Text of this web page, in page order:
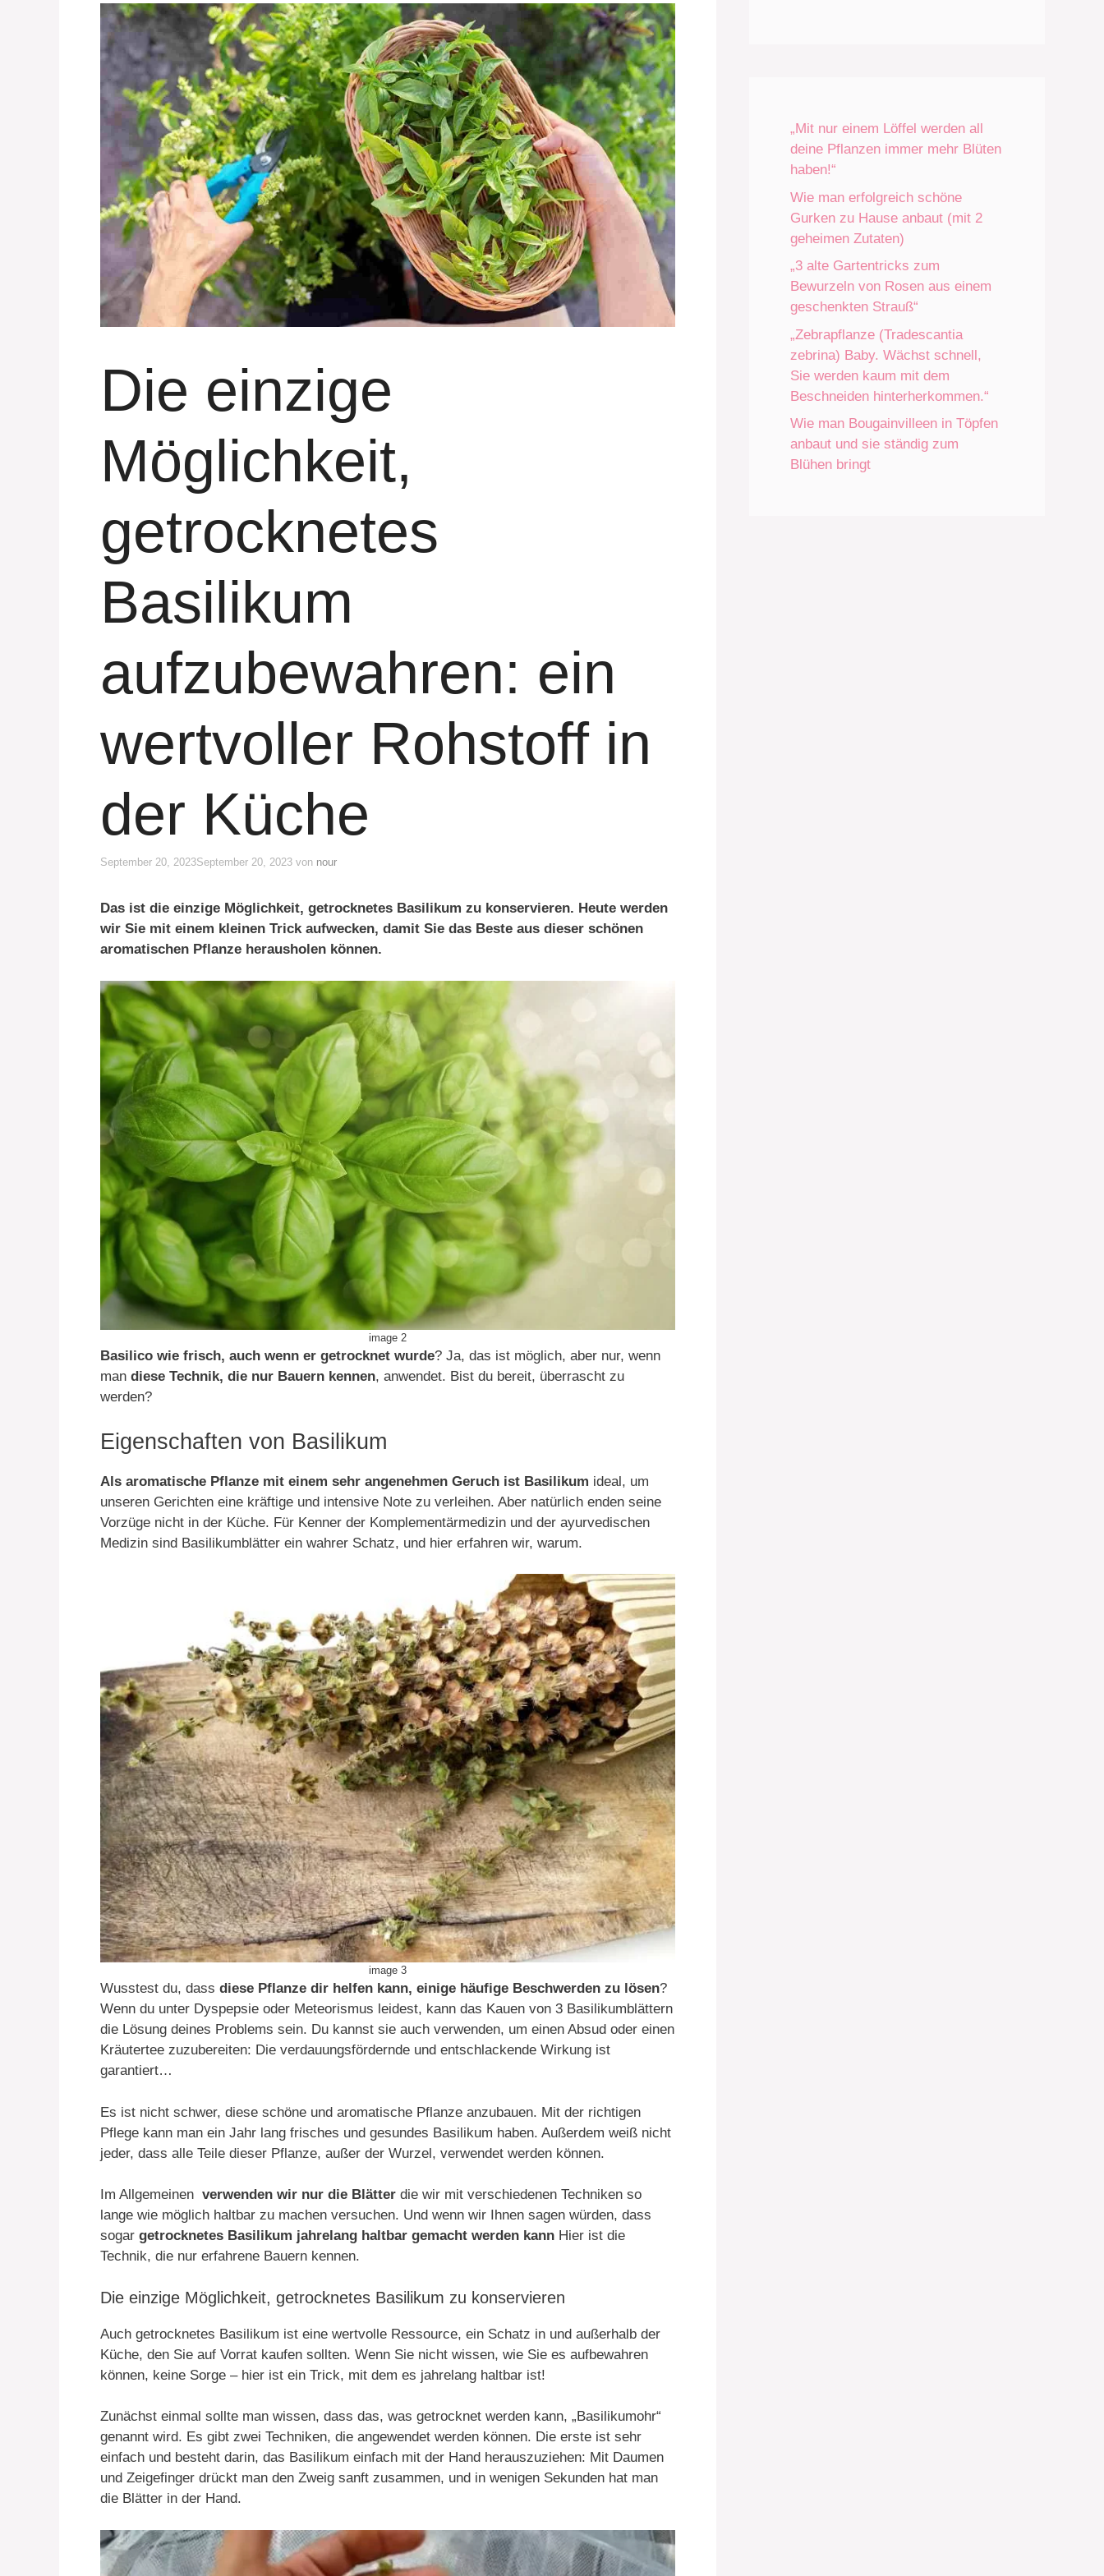
Die einzige
Möglichkeit,
getrocknetes
Basilikum
aufzubewahren: ein
wertvoller Rohstoff in
der Küche
September 20, 2023September 20, 2023 von nour
Das ist die einzige Möglichkeit, getrocknetes Basilikum zu konservieren. Heute werden
wir Sie mit einem kleinen Trick aufwecken, damit Sie das Beste aus dieser schönen
aromatischen Pflanze herausholen können.
image 2
Basilico wie frisch, auch wenn er getrocknet wurde? Ja, das ist möglich, aber nur, wenn
man diese Technik, die nur Bauern kennen, anwendet. Bist du bereit, überrascht zu
werden?
Eigenschaften von Basilikum
Als aromatische Pflanze mit einem sehr angenehmen Geruch ist Basilikum ideal, um
unseren Gerichten eine kräftige und intensive Note zu verleihen. Aber natürlich enden seine
Vorzüge nicht in der Küche. Für Kenner der Komplementärmedizin und der ayurvedischen
Medizin sind Basilikumblätter ein wahrer Schatz, und hier erfahren wir, warum.
image 3
Wusstest du, dass diese Pflanze dir helfen kann, einige häufige Beschwerden zu lösen?
Wenn du unter Dyspepsie oder Meteorismus leidest, kann das Kauen von 3 Basilikumblättern
die Lösung deines Problems sein. Du kannst sie auch verwenden, um einen Absud oder einen
Kräutertee zuzubereiten: Die verdauungsfördernde und entschlackende Wirkung ist
garantiert…
Es ist nicht schwer, diese schöne und aromatische Pflanze anzubauen. Mit der richtigen
Pflege kann man ein Jahr lang frisches und gesundes Basilikum haben. Außerdem weiß nicht
jeder, dass alle Teile dieser Pflanze, außer der Wurzel, verwendet werden können.
Im Allgemeinen verwenden wir nur die Blätter die wir mit verschiedenen Techniken so
lange wie möglich haltbar zu machen versuchen. Und wenn wir Ihnen sagen würden, dass
sogar getrocknetes Basilikum jahrelang haltbar gemacht werden kann Hier ist die
Technik, die nur erfahrene Bauern kennen.
Die einzige Möglichkeit, getrocknetes Basilikum zu konservieren
Auch getrocknetes Basilikum ist eine wertvolle Ressource, ein Schatz in und außerhalb der
Küche, den Sie auf Vorrat kaufen sollten. Wenn Sie nicht wissen, wie Sie es aufbewahren
können, keine Sorge – hier ist ein Trick, mit dem es jahrelang haltbar ist!
Zunächst einmal sollte man wissen, dass das, was getrocknet werden kann, „Basilikumohr“
genannt wird. Es gibt zwei Techniken, die angewendet werden können. Die erste ist sehr
einfach und besteht darin, das Basilikum einfach mit der Hand herauszuziehen: Mit Daumen
und Zeigefinger drückt man den Zweig sanft zusammen, und in wenigen Sekunden hat man
die Blätter in der Hand.
„Mit nur einem Löffel werden all
deine Pflanzen immer mehr Blüten
haben!“
Wie man erfolgreich schöne
Gurken zu Hause anbaut (mit 2
geheimen Zutaten)
„3 alte Gartentricks zum
Bewurzeln von Rosen aus einem
geschenkten Strauß“
„Zebrapflanze (Tradescantia
zebrina) Baby. Wächst schnell,
Sie werden kaum mit dem
Beschneiden hinterherkommen.“
Wie man Bougainvilleen in Töpfen
anbaut und sie ständig zum
Blühen bringt